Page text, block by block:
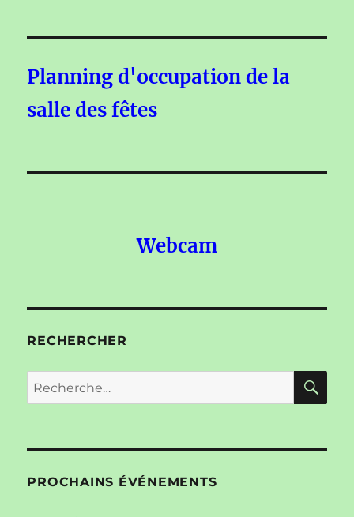
Planning d'occupation de la
salle des fêtes
Webcam
RECHERCHER
Recherche
pour :
PROCHAINS ÉVÉNEMENTS